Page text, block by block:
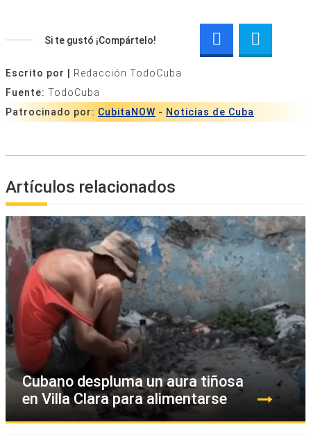
Si te gustó ¡Compártelo!
Escrito por |
Redacción TodoCuba
Fuente: TodoCuba
Patrocinado por: CubitaNOW - Noticias de Cuba
Artículos relacionados
Cubano despluma un aura tiñosa
en Villa Clara para alimentarse